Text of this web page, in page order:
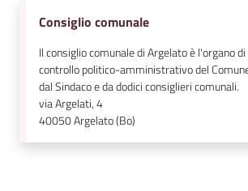
Consiglio comunale
Il consiglio comunale di Argelato è l'organo
controllo politico-amministrativo del
dal Sindaco e da dodici consiglieri comunali.
via Argelati, 4
40050Argelato (Bo)